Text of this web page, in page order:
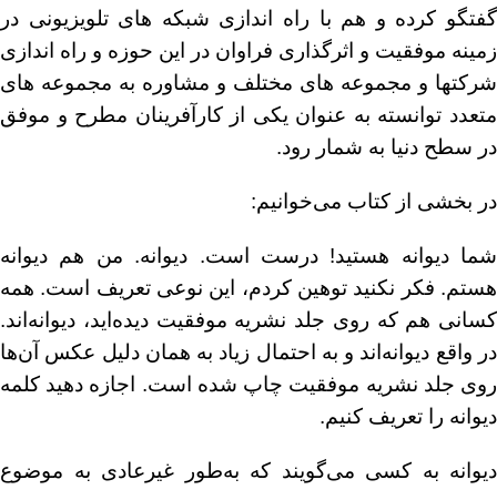
گفتگو کرده و هم با راه اندازی شبکه های تلویزیونی در
زمینه موفقیت و اثرگذاری فراوان در این حوزه و راه اندازی
شرکتها و مجموعه های مختلف و مشاوره به مجموعه های
متعدد توانسته به عنوان یکی از کارآفرینان مطرح و موفق
در سطح دنیا به شمار رود.
در بخشی از کتاب می‌خوانیم:
شما دیوانه هستید! درست است. دیوانه. من هم دیوانه
هستم. فکر نکنید توهین کردم، این نوعی تعریف است. همه
کسانی هم که روی جلد نشریه موفقیت دیده‌اید، دیوانه‌اند.
در واقع دیوانه‌اند و به احتمال زیاد به همان دلیل عکس آن‌ها
روی جلد نشریه موفقیت چاپ شده است. اجازه دهید کلمه‌
دیوانه را تعریف کنیم.
دیوانه به کسی می‌گویند که به‌طور غیرعادی به موضوع